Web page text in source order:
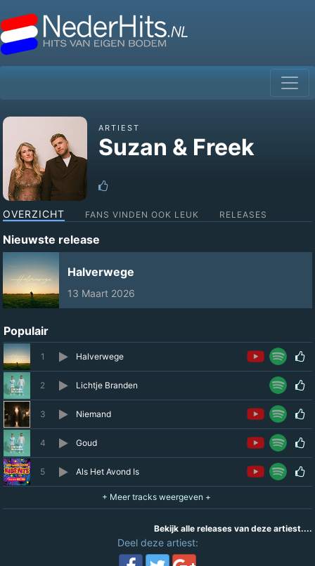
ARTIEST
Suzan & Freek
OVERZICHT FANS VINDEN OOK LEUK RELEASES
Nieuwste release
Halverwege
13 Maart 2026
Populair
1 Halverwege
2 Lichtje Branden
3 Niemand
4 Goud
5 Als Het Avond Is
Bekijk alle releases van deze artiest....
Deel deze artiest: